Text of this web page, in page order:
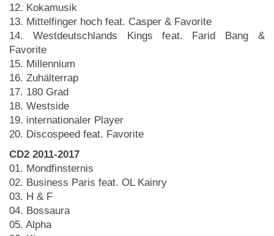
12. Kokamusik
13. Mittelfinger hoch feat. Casper & Favorite
14. Westdeutschlands Kings feat. Farid Bang &
Favorite
15. Millennium
16. Zuhälterrap
17. 180 Grad
18. Westside
19. internationaler Player
20. Discospeed feat. Favorite
CD2 2011-2017
01. Mondfinsternis
02. Business Paris feat. OL Kainry
03. H & F
04. Bossaura
05. Alpha